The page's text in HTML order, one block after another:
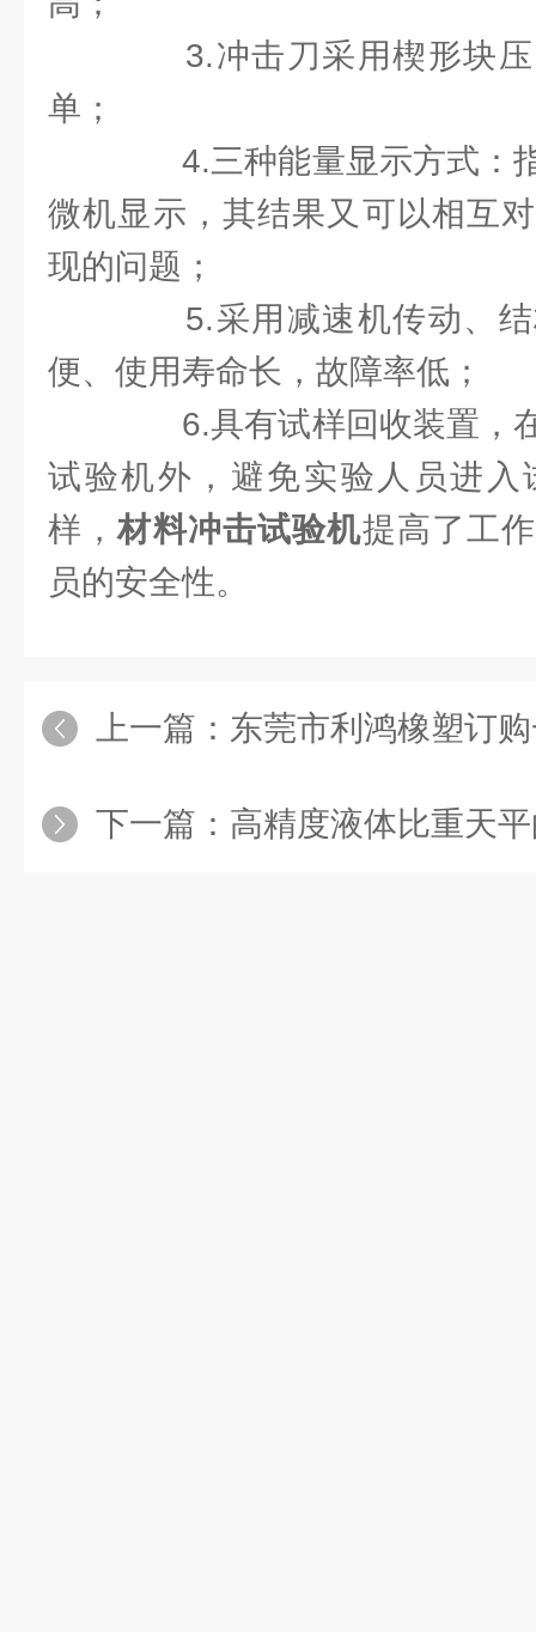
3.冲击刀采用楔形块压
单；
4.三种能量显示方式：
微机显示，其结果又可以相互
现的问题；
5.采用减速机传动、结
便、使用寿命长，故障率低；
6.具有试样回收装置，
试验机外，避免实验人员进入
样，材料冲击试验机提高了工
员的安全性。
上一篇： 东莞市利鸿橡塑订
下一篇： 高精度液体比重天平的使用